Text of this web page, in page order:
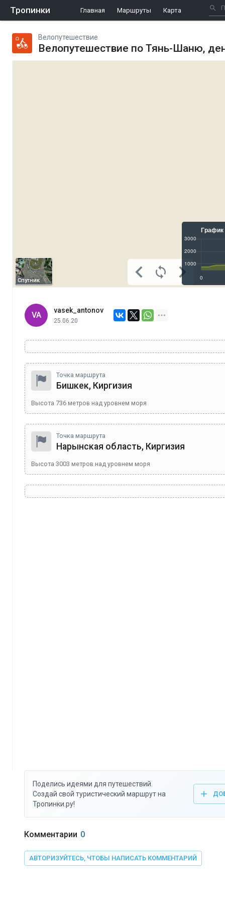
Тропинки Главная Маршруты Карта
Велопутешествие
Велопутешествие по Тянь-Шаню,
Спутник
VA
vasek_antonov
25.06.20
Точка маршрута
Бишкек, Киргизия
Высота 736 метров над уровнем моря
Точка маршрута
Нарынская область, Киргизия
Высота 3003 метров над уровнем моря
Поделись идеями для путешествий.
Создай свой туристический маршрут на
Тропинки.ру!
Комментарии 0
АВТОРИЗУЙТЕСЬ, ЧТОБЫ НАПИСАТЬ КОММЕНТАРИЙ